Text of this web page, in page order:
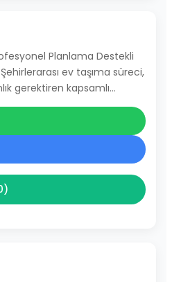
Planlama Destekli
ev taşıma süreci,
gerektiren kapsamlı…